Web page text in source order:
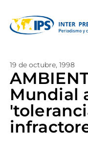
19 de octubre, 1998
Mundial